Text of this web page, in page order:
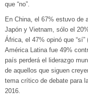
que “no”.
En China, el 67% estuvo de
Japón y Vietnam, sólo el
África, el 47% opinó que
América Latina fue 49%
país perderá el liderazgo
de aquellos que siguen
tema crítico de debate para
2016.